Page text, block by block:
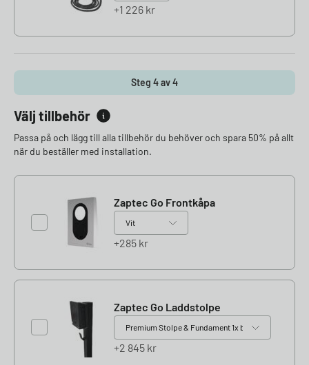
1 226 kr
Steg 4 av 4
Välj tillbehör
Zaptec Go Frontkåpa
285 kr
Zaptec Go Laddstolpe
2 845 kr
Passa på och lägg till alla tillbehör du behöver och spara 50% på allt
när du beställer med installation.